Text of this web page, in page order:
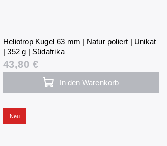
Heliotrop Kugel 63 mm | Natur poliert | Unikat
| 352 g | Südafrika
43,80 €
In den Warenkorb
Neu